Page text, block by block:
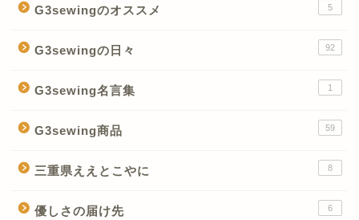
G3sewingのオススメ 5
G3sewingの日々 92
G3sewing名言集 1
G3sewing商品 59
三重県ええとこやに 8
優しさの届け先 6